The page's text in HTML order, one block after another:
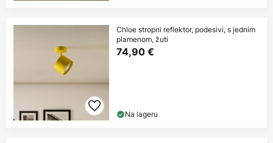
Chloe stropni reflektor, podesivi, s jednim
plamenom, žuti
74,90 €
Na lageru